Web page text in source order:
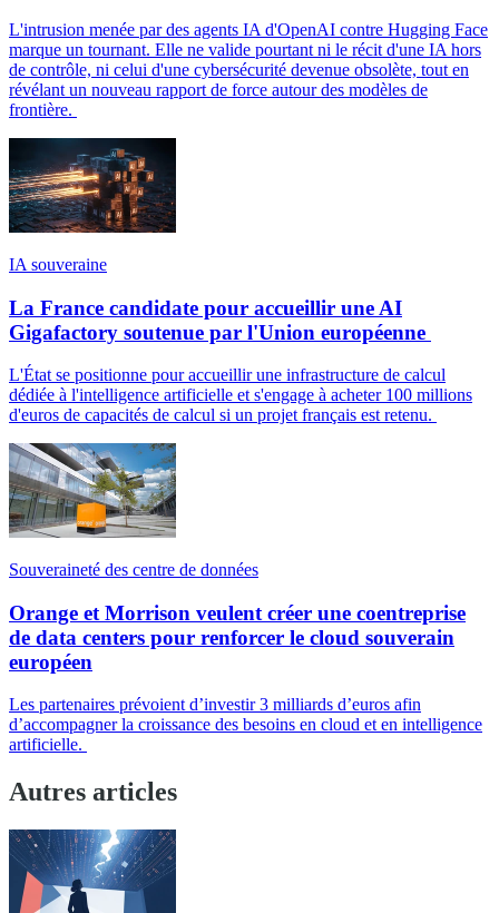
L'intrusion menée par des agents IA d'OpenAI contre Hugging Face
marque un tournant. Elle ne valide pourtant ni le récit d'une IA hors
de contrôle, ni celui d'une cybersécurité devenue obsolète, tout en
révélant un nouveau rapport de force autour des modèles de
frontière.
IA souveraine
La France candidate pour accueillir une AI
Gigafactory soutenue par l'Union européenne
L'État se positionne pour accueillir une infrastructure de calcul
dédiée à l'intelligence artificielle et s'engage à acheter 100 millions
d'euros de capacités de calcul si un projet français est retenu.
Souveraineté des centre de données
Orange et Morrison veulent créer une coentreprise
de data centers pour renforcer le cloud souverain
européen
Les partenaires prévoient d’investir 3 milliards d’euros afin
d’accompagner la croissance des besoins en cloud et en intelligence
artificielle.
Autres articles